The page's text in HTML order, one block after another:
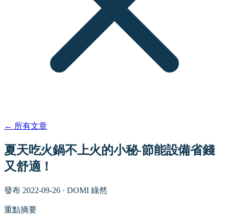
← 所有文章
夏天吃火鍋不上火的小秘-節能設備省錢
又舒適！
發布 2022-09-26 · DOMI 綠然
重點摘要